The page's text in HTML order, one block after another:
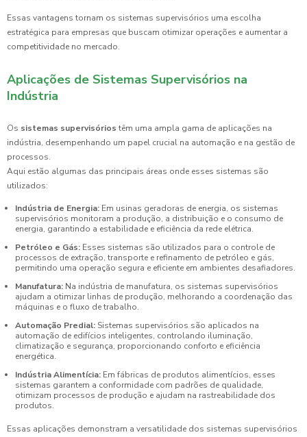
Essas vantagens tornam os sistemas supervisórios uma escolha
estratégica para empresas que buscam otimizar operações e aumentar a
competitividade no mercado.
Aplicações de Sistemas Supervisórios na
Indústria
Os sistemas supervisórios têm uma ampla gama de aplicações na
indústria, desempenhando um papel crucial na automação e na gestão de
processos.
Aqui estão algumas das principais áreas onde esses sistemas são
utilizados:
Indústria de Energia: Em usinas geradoras de energia, os sistemas
supervisórios monitoram a produção, a distribuição e o consumo de
energia, garantindo a estabilidade e eficiência da rede elétrica.
Petróleo e Gás: Esses sistemas são utilizados para o controle de
processos de extração, transporte e refinamento de petróleo e gás,
permitindo uma operação segura e eficiente em ambientes desafiadores.
Manufatura: Na indústria de manufatura, os sistemas supervisórios
ajudam a otimizar linhas de produção, melhorando a coordenação das
máquinas e o fluxo de trabalho.
Automação Predial: Sistemas supervisórios são aplicados na
automação de edifícios inteligentes, controlando iluminação,
climatização e segurança, proporcionando conforto e eficiência
energética.
Indústria Alimentícia: Em fábricas de produtos alimentícios, esses
sistemas garantem a conformidade com padrões de qualidade,
otimizam processos de produção e ajudam na rastreabilidade dos
produtos.
Essas aplicações demonstram a versatilidade dos sistemas supervisórios